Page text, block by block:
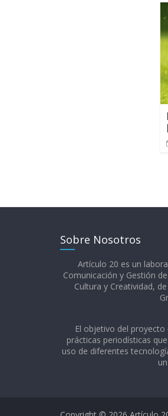
Sobre Nosotros
Artículo 20 es un
Comunicación y Gestión
Cultura y Creatividad,
El objetivo del
prácticas periodísticas
uso de diferentes